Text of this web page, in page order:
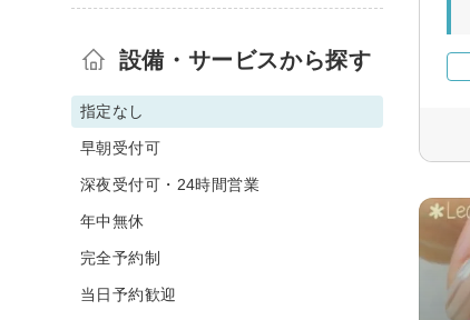
設備・サービスから探す
指定なし
早朝受付可
深夜受付可・24時間営業
年中無休
完全予約制
当日予約歓迎